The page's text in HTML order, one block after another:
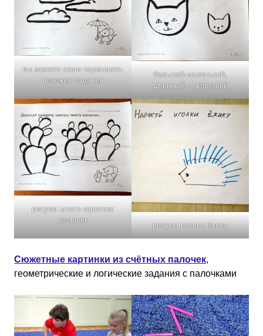
вы можете сами нарисовать
похожие задания
большой-маленький,
длинный — короткий
рисуем много коротких
колючек
рисуем иголки ёжику
Сюжетные картинки из счётных палочек,
геометрические и логические задания с палочками